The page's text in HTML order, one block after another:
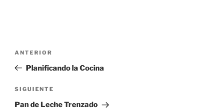
entradas
Entrada
anterior:
ANTERIOR
Planificando la Cocina
Siguiente
entrada
SIGUIENTE
Pan de Leche Trenzado